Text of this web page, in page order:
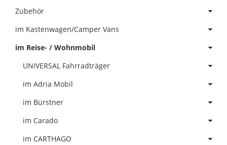
Zubehör
im Kastenwagen/Camper Vans
im Reise- / Wohnmobil
UNIVERSAL Fahrradträger
im Adria Mobil
im Bürstner
im Carado
im CARTHAGO